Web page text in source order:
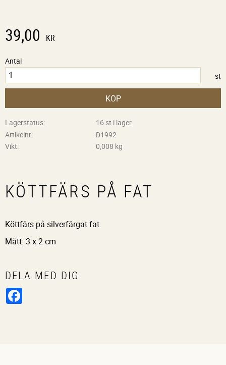
39,00 KR
Antal
st
KÖP
Lagerstatus
16 st i lager
Artikelnr
D1992
Vikt
0,008 kg
KÖTTFÄRS PÅ FAT
Köttfärs på silverfärgat fat.
Mått: 3 x 2 cm
DELA MED DIG